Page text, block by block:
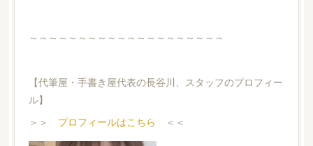
～～～～～～～～～～～～～～～～～～～～
【代筆屋・手書き屋代表の長谷川、スタッフのプロフィー
ル】
＞＞ プロフィールはこちら ＜＜